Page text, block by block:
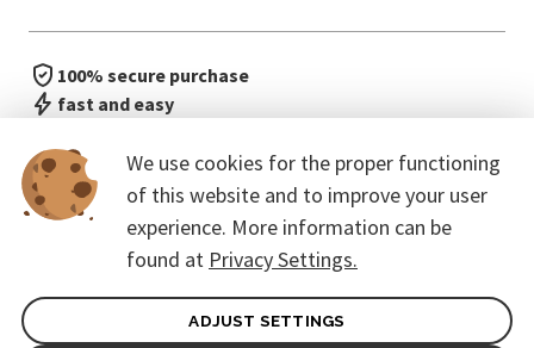
We use cookies for the proper functioning
of this website and to improve your user
experience. More information can be
found at Privacy Settings.
ADJUST SETTINGS
100% secure purchase
fast and easy
General terms of contract for Customers